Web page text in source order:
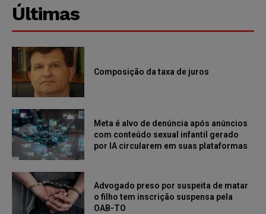
Últimas
Composição da taxa de juros
Meta é alvo de denúncia após anúncios
com conteúdo sexual infantil gerado
por IA circularem em suas plataformas
Advogado preso por suspeita de matar
o filho tem inscrição suspensa pela
OAB-TO